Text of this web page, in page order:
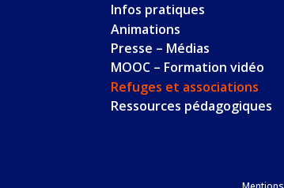
Infos pratiques
Animations
Presse – Médias
MOOC – Formation vidéo
Refuges et associations
Ressources pédagogiques